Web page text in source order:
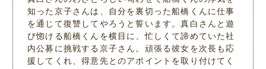
知った京子さんは、自分を裏切った船橋くんに仕事
を通じて復讐してやろうと誓います。真白さんと遊
び惚ける船橋くんを横目に、忙しくて諦めていた社
内公募に挑戦する京子さん。頑張る彼女を次長も応
援してくれ、得意先とのアポイントを取り付けてく